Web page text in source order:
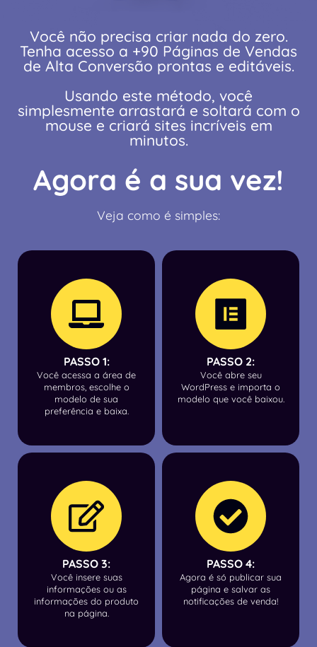
Você não precisa criar nada do zero.
Tenha acesso a +90 Páginas de Vendas
de Alta Conversão prontas e editáveis.
Usando este método, você
simplesmente arrastará e soltará com o
mouse e criará sites incríveis em
minutos.
Agora é a sua vez!
Veja como é simples:
PASSO 1:
Você acessa a área de
membros, escolhe o
modelo de sua
preferência e baixa.
PASSO 2:
Você abre seu
WordPress e importa o
modelo que você baixou.
PASSO 3:
Você insere suas
informações ou as
informações do produto
na página.
PASSO 4:
Agora é só publicar sua
página e salvar as
notificações de venda!